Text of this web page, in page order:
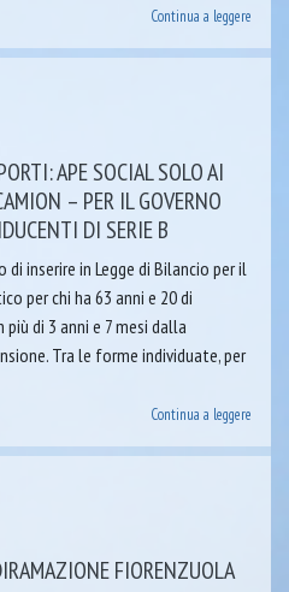
Continua a leggere
APE SOCIAL SOLO AI
– PER IL GOVERNO
DI SERIE B
di inserire in Legge di Bilancio per il
per chi ha 63 anni e 20 di
di 3 anni e 7 mesi dalla
Tra le forme individuate, per
Continua a leggere
FIORENZUOLA